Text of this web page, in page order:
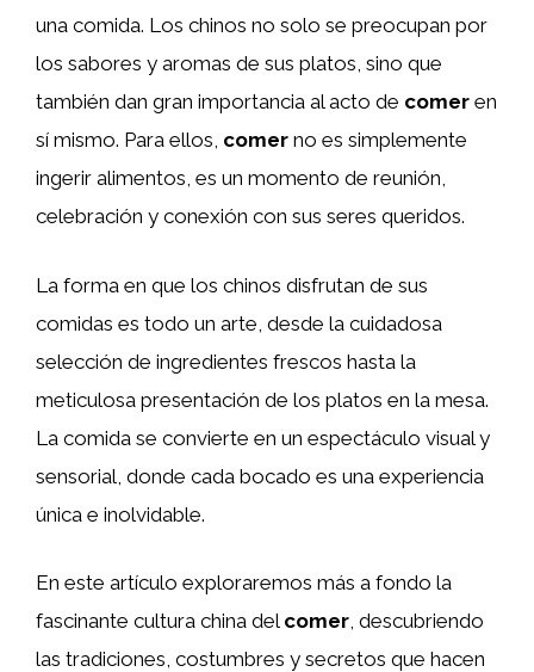
una comida. Los chinos no solo se preocupan por
los sabores y aromas de sus platos, sino que
también dan gran importancia al acto de comer en
sí mismo. Para ellos, comer no es simplemente
ingerir alimentos, es un momento de reunión,
celebración y conexión con sus seres queridos.
La forma en que los chinos disfrutan de sus
comidas es todo un arte, desde la cuidadosa
selección de ingredientes frescos hasta la
meticulosa presentación de los platos en la mesa.
La comida se convierte en un espectáculo visual y
sensorial, donde cada bocado es una experiencia
única e inolvidable.
En este artículo exploraremos más a fondo la
fascinante cultura china del comer, descubriendo
las tradiciones, costumbres y secretos que hacen